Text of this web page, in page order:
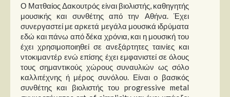
Ο Ματθαίος Δακουτρός είναι βιολιστής, καθηγητής
μουσικής και συνθέτης από την Αθήνα. Έχει
συνεργαστεί με αρκετά μεγάλα μουσικά ιδρύματα
εδώ και πάνω από δέκα χρόνια, και η μουσική του
έχει χρησιμοποιηθεί σε ανεξάρτητες ταινίες και
ντοκιμαντέρ ενώ επίσης έχει εμφανιστεί σε όλους
τους σημαντικούς χώρους συναυλιών ως σόλο
καλλιτέχνης ή μέρος συνόλου. Είναι ο βασικός
συνθέτης και βιολιστής του progressive metal